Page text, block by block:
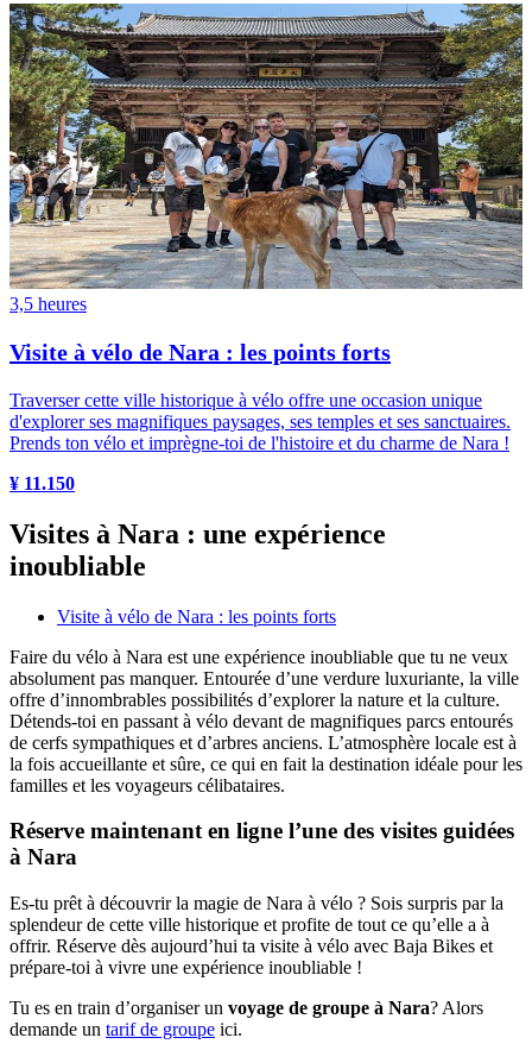
3,5 heures
Visite à vélo de Nara : les points forts
Traverser cette ville historique à vélo offre une occasion unique
d'explorer ses magnifiques paysages, ses temples et ses sanctuaires.
Prends ton vélo et imprègne-toi de l'histoire et du charme de Nara !
¥ 11.150
Visites à Nara : une expérience
inoubliable
Visite à vélo de Nara : les points forts
Faire du vélo à Nara est une expérience inoubliable que tu ne veux
absolument pas manquer. Entourée d’une verdure luxuriante, la ville
offre d’innombrables possibilités d’explorer la nature et la culture.
Détends-toi en passant à vélo devant de magnifiques parcs entourés
de cerfs sympathiques et d’arbres anciens. L’atmosphère locale est à
la fois accueillante et sûre, ce qui en fait la destination idéale pour les
familles et les voyageurs célibataires.
Réserve maintenant en ligne l’une des visites guidées
à Nara
Es-tu prêt à découvrir la magie de Nara à vélo ? Sois surpris par la
splendeur de cette ville historique et profite de tout ce qu’elle a à
offrir. Réserve dès aujourd’hui ta visite à vélo avec Baja Bikes et
prépare-toi à vivre une expérience inoubliable !
Tu es en train d’organiser un voyage de groupe à Nara? Alors
demande un tarif de groupe ici.